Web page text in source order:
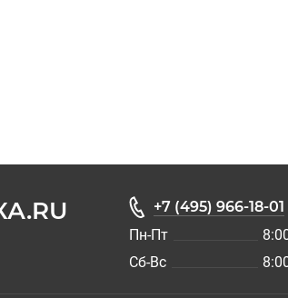
+7 (495) 966-18-01
Пн-Пт
Сб-Вс